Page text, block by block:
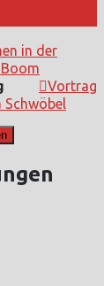
in der
Vortrag